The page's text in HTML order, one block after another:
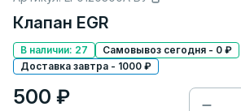
Клапан EGR
В наличии: 27
Самовывоз сегодня - 0 ₽
Доставка завтра - 1000 ₽
500 ₽